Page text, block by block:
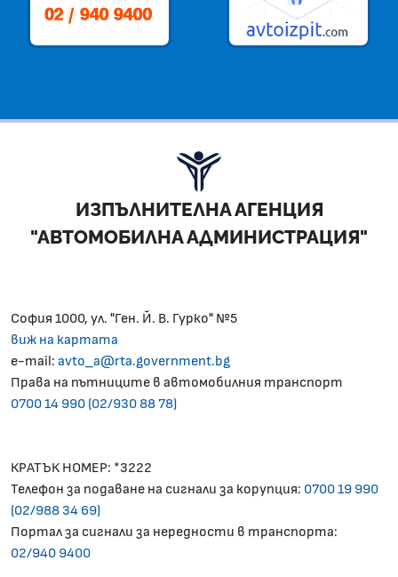
ИЗПЪЛНИТЕЛНА АГЕНЦИЯ
"АВТОМОБИЛНА АДМИНИСТРАЦИЯ"
София 1000, ул. "Ген. Й. В. Гурко" №5
виж на картата
e-mail: avto_a@rta.government.bg
Права на пътниците в автомобилния транспорт
0700 14 990 (02/930 88 78)
КРАТЪК НОМЕР: *3222
Телефон за подаване на сигнали за корупция: 0700 19 990
(02/988 34 69)
Портал за сигнали за нередности в транспорта:
02/940 9400